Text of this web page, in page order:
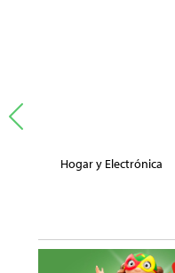
Hogar y Electrónica